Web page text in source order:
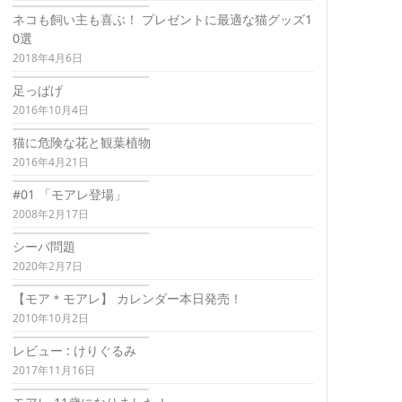
ネコも飼い主も喜ぶ！ プレゼントに最適な猫グッズ1
0選
2018年4月6日
足っぱげ
2016年10月4日
猫に危険な花と観葉植物
2016年4月21日
#01 「モアレ登場」
2008年2月17日
シーバ問題
2020年2月7日
【モア＊モアレ】 カレンダー本日発売！
2010年10月2日
レビュー : けりぐるみ
2017年11月16日